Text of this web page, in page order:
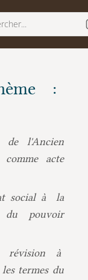
:
de l'Ancien
comme acte
social à la
du pouvoir
révision à
termes du